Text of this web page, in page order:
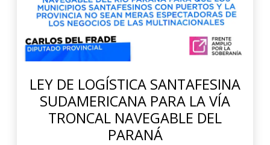
LEY DE LOGÍSTICA SANTAFESINA
SUDAMERICANA PARA LA VÍA
TRONCAL NAVEGABLE DEL
PARANÁ